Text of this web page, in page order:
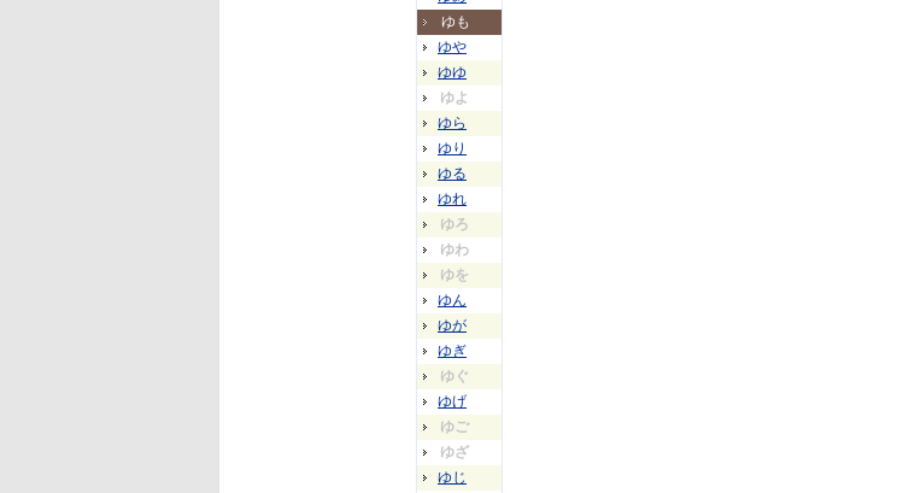
ゆも
ゆや
ゆゆ
ゆよ
ゆら
ゆり
ゆる
ゆれ
ゆろ
ゆわ
ゆを
ゆん
ゆが
ゆぎ
ゆぐ
ゆげ
ゆご
ゆざ
ゆじ